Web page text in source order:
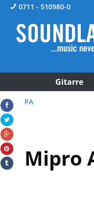
0711 - 510980-0
Gitarre
PA
Mipro